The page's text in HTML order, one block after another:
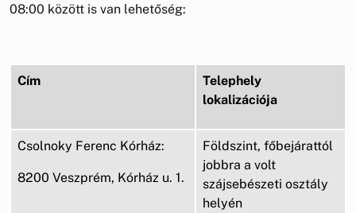
08:00 között is van lehetőség:
Cím
Telephely
lokalizációja
Csolnoky Ferenc Kórház:
8200 Veszprém, Kórház u. 1.
Földszint, főbejárattól
jobbra a volt
szájsebészeti osztály
helyén